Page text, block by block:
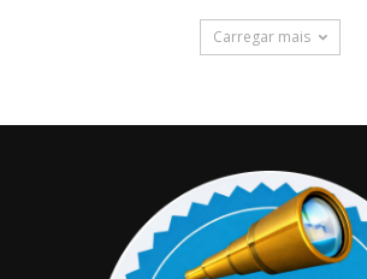
Carregar mais